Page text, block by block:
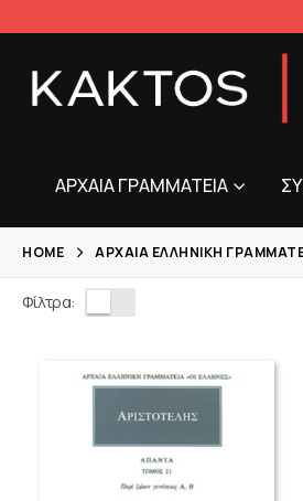
ΑΡΧΑΊΑ ΓΡΑΜΜΑΤΕΊΑ
HOME ΑΡΧΑΊΑ ΕΛΛΗΝΙΚΉ
Φίλτρα: